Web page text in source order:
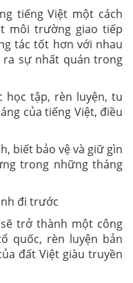
tiếng Việt một cách
môi trường giao tiếp
tác tốt hơn với nhau
ra sự nhất quán trong
học tập, rèn luyện, tu
của tiếng Việt, điều
biết bảo vệ và giữ gìn
trong những tháng
đi trước
trở thành một công
quốc, rèn luyện bản
đất Việt giàu truyền